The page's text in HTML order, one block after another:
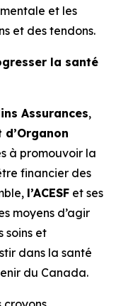
et les
et des tendons.
la santé
Assurances,
d’Organon
à promouvoir la
financier des
l’ACESF et ses
moyens d’agir
soins et
dans la santé
du Canada.